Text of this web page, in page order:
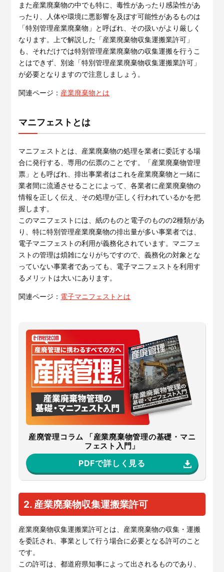
また産業廃棄物の中でも特に、毒性があったり感染性があ
ったり、人体や環境に悪影響を及ぼす可能性があるものは
「特別管理産業廃棄物」と呼ばれ、その扱いがより厳しく
なります。上で解説した「産業廃棄物収集運搬業許可」
も、それだけでは特別管理産業廃棄物の収集運搬を行うこ
とはできず、別途「特別管理産業廃棄物収集運搬業許可」
が必要となりますので注意しましょう。
関連ページ： 産業廃棄物とは
マニフェストとは
マニフェストとは、産業廃棄物の処理を業者に委託する場
合に発行する、専用の伝票のことです。「産業廃棄物管理
票」とも呼ばれ、排出事業者はこれを産業廃棄物と一緒に
業者間に流通させることによって、各業者に産業廃棄物の
情報を正しく伝え、その処理が正しく行われているかを把
握します。
このマニフェストには、紙のものと電子のものの2種類があ
り、特に特別管理産業廃棄物の排出量が多い事業者では、
電子マニフェストの利用が義務化されています。マニフェ
ストの管理は煩雑になりがちですので、義務化の対象とな
っていない事業者であっても、電子マニフェストを利用す
るメリットは大いにあります。
関連ページ： 電子マニフェストとは
産廃管理コラム 「産業廃棄物管理の基礎・マニ
フェスト入門」
PDFで詳しく見る
2. 産業廃棄物収集運搬業許可
産業廃棄物収集運搬業許可とは、産業廃棄物の収集・運搬
を委託され、事業として行う場合に必要となる許可のこと
です。
この許可は、都道府県知事によって出されるものであり、